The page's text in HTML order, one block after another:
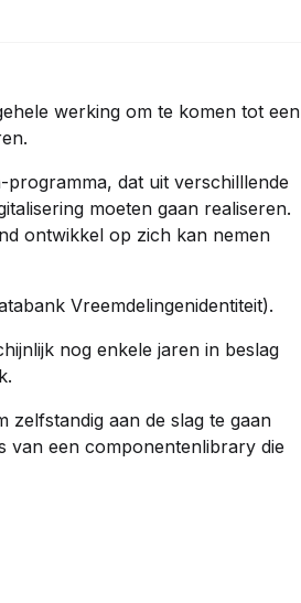
werking om te komen tot een
dat uit verschilllende
moeten gaan realiseren.
ontwikkel op zich kan nemen
Vreemdelingenidentiteit).
nog enkele jaren in beslag
zelfstandig aan de slag te gaan
van een componentenlibrary die